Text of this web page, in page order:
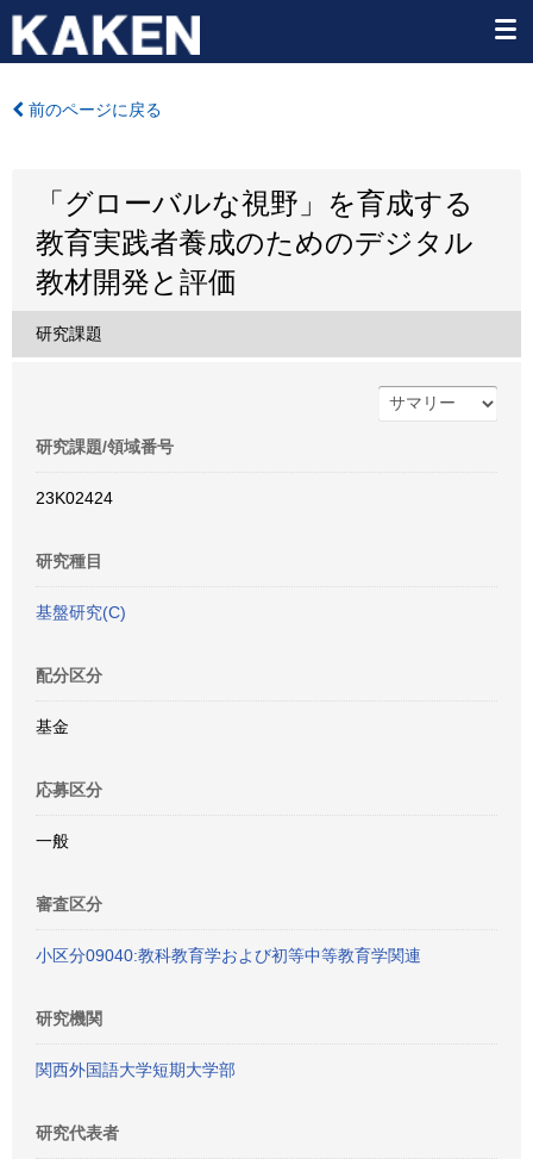
前のページに戻る
「グローバルな視野」を育成する
教育実践者養成のためのデジタル
教材開発と評価
研究課題
研究課題/領域番号
23K02424
研究種目
基盤研究(C)
配分区分
基金
応募区分
一般
審査区分
小区分09040:教科教育学および初等中等教育学関連
研究機関
関西外国語大学短期大学部
研究代表者